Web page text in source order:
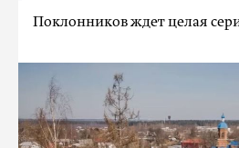
Поклонников ждет целая